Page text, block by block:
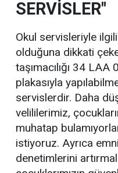
SERVİSLER"
Okul servisleriyle ilgili
olduğuna dikkati
taşımacılığı 34
plakasıyla
servislerdir. Daha
velililerimiz,
muhatap
istiyoruz. Ayrıca
denetimlerini